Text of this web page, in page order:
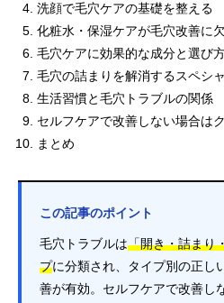
洗顔で毛穴ケアの基礎を整える
化粧水・保湿ケアが毛穴改善に
毛穴ケアに効果的な成分と選び
毛穴の詰まりを解消するスペシ
生活習慣と毛穴トラブルの関係
セルフケアで改善しない場合は
まとめ
この記事のポイント
毛穴トラブルは「開き・詰まり
プに分類され、タイプ別の正し
善が有効。セルフケアで改善し